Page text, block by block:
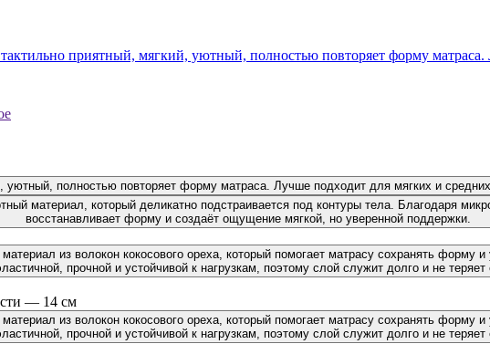
приятный, мягкий, уютный, полностью повторяет форму матраса.
уютный, полностью повторяет форму матраса. Лучше подходит для мягких и
материал, который деликатно подстраивается под контуры тела. Благодаря
восстанавливает форму и создаёт ощущение мягкой, но уверенной поддержки.
из волокон кокосового ореха, который помогает матрасу сохранять форму
прочной и устойчивой к нагрузкам, поэтому слой служит долго и не теряет
— 14 см
из волокон кокосового ореха, который помогает матрасу сохранять форму
прочной и устойчивой к нагрузкам, поэтому слой служит долго и не теряет